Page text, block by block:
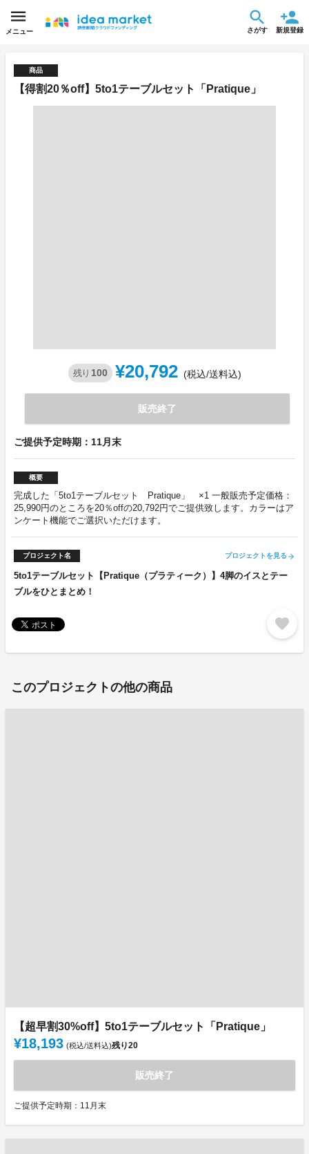
メニュー さがす 新規登録
商品
【得割20％off】5to1テーブルセット「Pratique」
残り 100 ¥20,792 (税込/送料込)
販売終了
ご提供予定時期：11月末
概要
完成した「5to1テーブルセット Pratique」 ×1 一般販売予定価格：
25,990円のところを20％offの20,792円でご提供致します。カラーはア
ンケート機能でご選択いただけます。
プロジェクト名 プロジェクトを見る arrow_forward
5to1テーブルセット【Pratique（プラティーク）】4脚のイスとテー
ブルをひとまとめ！
favorite
このプロジェクトの他の商品
【超早割30%off】5to1テーブルセット「Pratique」
¥18,193 (税込/送料込)残り20
販売終了
ご提供予定時期：11月末